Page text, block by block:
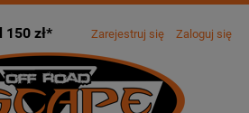
150 zł* Zarejestruj się Zaloguj się